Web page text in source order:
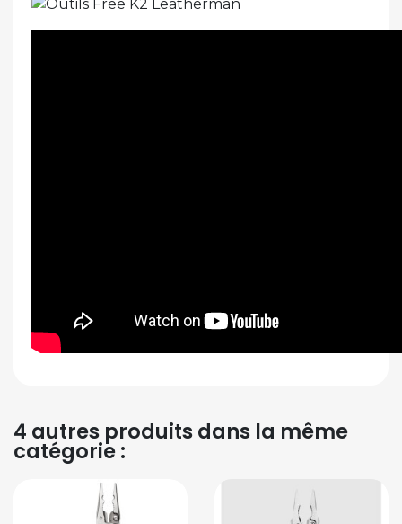
4 autres produits dans la même
catégorie :